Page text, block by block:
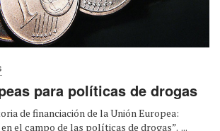
para políticas de drogas
de financiación de la Unión Europea:
el campo de las políticas de drogas”. ...